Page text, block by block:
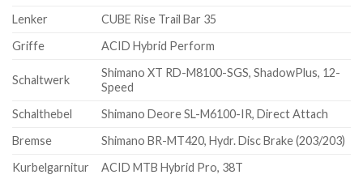
Lenker
CUBE Rise Trail Bar 35
Griffe
ACID Hybrid Perform
Schaltwerk
Shimano XT RD-M8100-SGS, ShadowPlus, 12-
Speed
Schalthebel
Shimano Deore SL-M6100-IR, Direct Attach
Bremse
Shimano BR-MT420, Hydr. Disc Brake (203/203)
Kurbelgarnitur
ACID MTB Hybrid Pro, 38T